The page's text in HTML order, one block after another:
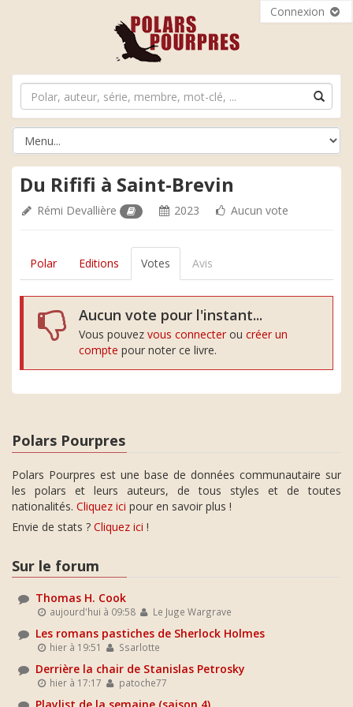
Connexion
Du Rififi à Saint-Brevin
Rémi Devallière 2023 Aucun vote
Polar Editions Votes Avis
Aucun vote pour l'instant...
Vous pouvez vous connecter ou créer un
compte pour noter ce livre.
Polars Pourpres
Polars Pourpres est une base de données communautaire sur
les polars et leurs auteurs, de tous styles et de toutes
nationalités. Cliquez ici pour en savoir plus !
Envie de stats ? Cliquez ici !
Sur le forum
Thomas H. Cook
aujourd'hui à 09:58 Le Juge Wargrave
Les romans pastiches de Sherlock Holmes
hier à 19:51 Ssarlotte
Derrière la chair de Stanislas Petrosky
hier à 17:17 patoche77